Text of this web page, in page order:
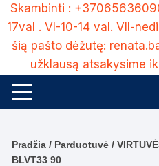
Skambinti :
17val . VI-10-14 val. VII-
šią pašto dėžutę:
užklausą atsakysime
Pradžia / Parduotuvė /
BLVT33 90